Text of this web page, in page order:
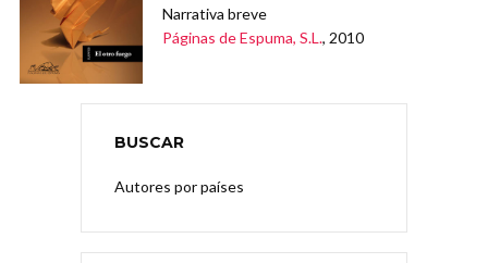
Narrativa breve
Páginas de Espuma, S.L., 2010
BUSCAR
Autores por países